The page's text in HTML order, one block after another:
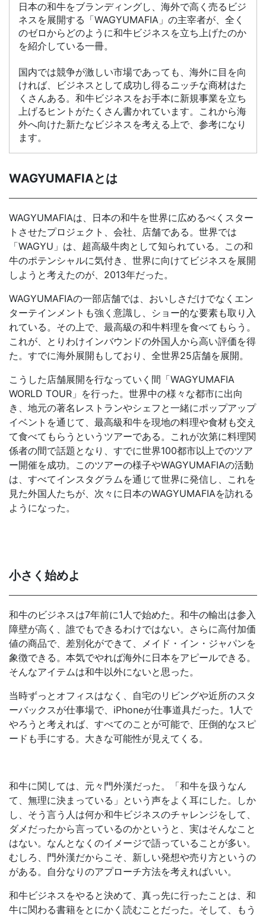
日本の和牛をブランディングし、海外で高く売るビジ
ネスを展開する「WAGYUMAFIA」の主宰者が、全く
のゼロからどのように和牛ビジネスを立ち上げたのか
を紹介している一冊。
国内では競争が激しい市場であっても、海外に目を向
ければ、ビジネスとして成功し得るニッチな商材はた
くさんある。和牛ビジネスをお手本に新規事業を立ち
上げるヒントがたくさん書かれています。これから海
外へ向けた新たなビジネスを考える上で、参考になり
ます。
WAGYUMAFIAとは
WAGYUMAFIAは、日本の和牛を世界に広めるべくスター
トさせたプロジェクト、会社、店舗である。世界では
「WAGYU」は、超高級牛肉として知られている。この和
牛のポテンシャルに気付き、世界に向けてビジネスを展開
しようと考えたのが、2013年だった。
WAGYUMAFIAの一部店舗では、おいしさだけでなくエン
ターテインメントも強く意識し、ショー的な要素も取り入
れている。その上で、最高級の和牛料理を食べてもらう。
これが、とりわけインバウンドの外国人から高い評価を得
た。すでに海外展開もしており、全世界25店舗を展開。
こうした店舗展開を行なっていく間「WAGYUMAFIA
WORLD TOUR」を行った。世界中の様々な都市に出向
き、地元の著名レストランやシェフと一緒にポップアップ
イベントを通じて、最高級和牛を現地の料理や食材も交え
て食べてもらうというツアーである。これが次第に料理関
係者の間で話題となり、すでに世界100都市以上でのツア
ー開催を成功。このツアーの様子やWAGYUMAFIAの活動
は、すべてインスタグラムを通じて世界に発信し、これを
見た外国人たちが、次々に日本のWAGYUMAFIAを訪れる
ようになった。
小さく始めよ
和牛のビジネスは7年前に1人で始めた。和牛の輸出は参入
障壁が高く、誰でもできるわけではない。さらに高付加価
値の商品で、差別化ができて、メイド・イン・ジャパンを
象徴できる。本気でやれば海外に日本をアピールできる。
そんなアイテムは和牛以外にないと思った。
当時ずっとオフィスはなく、自宅のリビングや近所のスタ
ーバックスが仕事場で、iPhoneが仕事道具だった。1人で
やろうと考えれば、すべてのことが可能で、圧倒的なスピ
ードも手にする。大きな可能性が見えてくる。
和牛に関しては、元々門外漢だった。「和牛を扱うなん
て、無理に決まっている」という声をよく耳にした。しか
し、そう言う人は何か和牛ビジネスのチャレンジをして、
ダメだったから言っているのかというと、実はそんなこと
はない。なんとなくのイメージで語っていることが多い。
むしろ、門外漢だからこそ、新しい発想や売り方というの
がある。自分なりのアプローチ方法を考えればいい。
和牛ビジネスをやると決めて、真っ先に行ったことは、和
牛に関わる書籍をとにかく読むことだった。そして、もう